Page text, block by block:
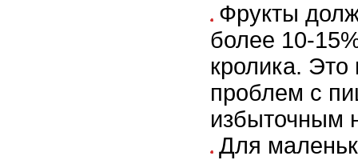
Фрукты
более 10-
кролика.
проблем с
избыточным
Для